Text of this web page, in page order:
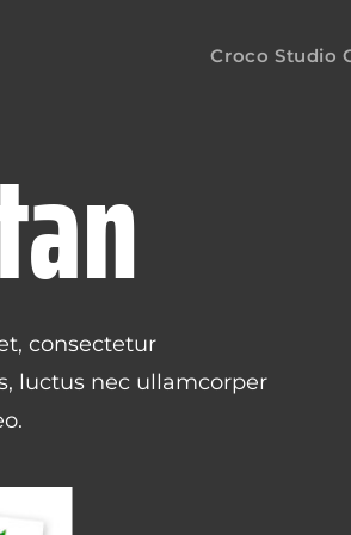
Croco Studio
consectetur
luctus nec ullamcorper